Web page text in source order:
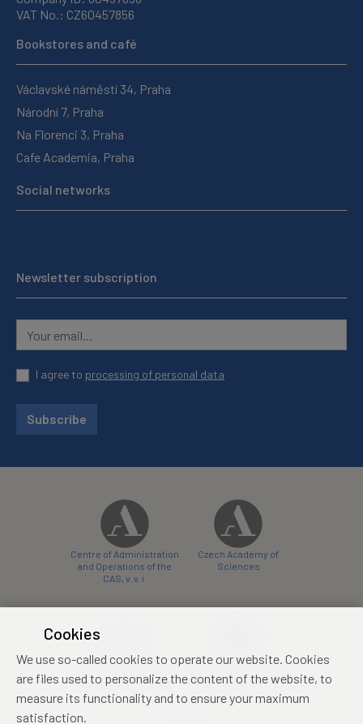
VAT No.: CZ60457856
Bookstores and café
Václavské náměstí 34, Praha
Národní 7, Praha
Na Florenci 3, Praha
Cafe Academia, Praha
Social networks
Newsletter subscription
I agree to processing of personal data
Subscribe
Centre of Administration
and Operations of the
CAS, v. v. i.
Czech Academy of
Sciences
conference centre
konferenční centrum
Cookies
We use so-called cookies to operate our website. Cookies
are files used to personalize the content of the website, to
measure its functionality and to ensure your maximum
satisfaction.